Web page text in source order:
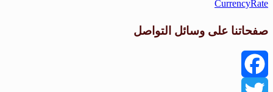
CurrencyRate
صفحاتنا على وسائل التواصل